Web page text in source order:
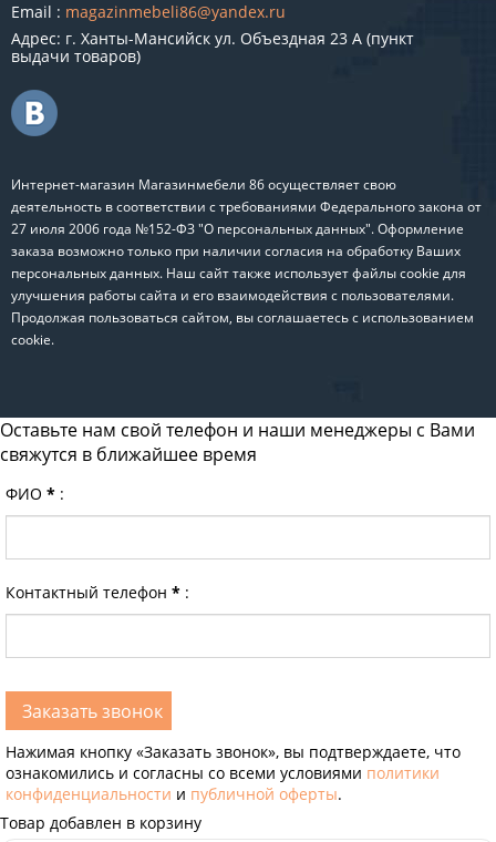
Email : magazinmebeli86@yandex.ru
Адрес: г. Ханты-Мансийск ул. Объездная 23 А (пункт
выдачи товаров)
Интернет-магазин Магазинмебели 86 осуществляет свою
деятельность в соответствии с требованиями Федерального закона от
27 июля 2006 года №152-ФЗ "О персональных данных". Оформление
заказа возможно только при наличии согласия на обработку Ваших
персональных данных. Наш сайт также использует файлы cookie для
улучшения работы сайта и его взаимодействия с пользователями.
Продолжая пользоваться сайтом, вы соглашаетесь с использованием
cookie.
Оставьте нам свой телефон и наши менеджеры с Вами
свяжутся в ближайшее время
ФИО * :
Контактный телефон * :
Нажимая кнопку «Заказать звонок», вы подтверждаете, что
ознакомились и согласны со всеми условиями политики
конфиденциальности и публичной оферты.
Товар добавлен в корзину